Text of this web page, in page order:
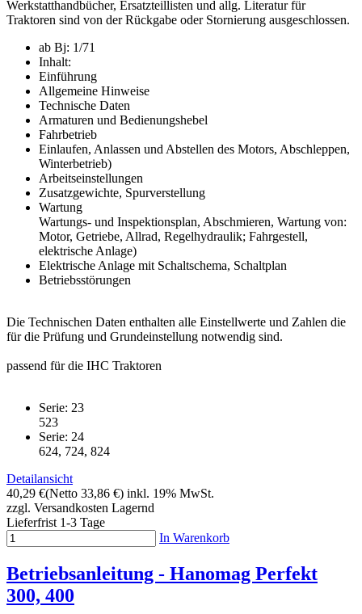
Werkstatthandbücher, Ersatzteillisten und allg. Literatur für
Traktoren sind von der Rückgabe oder Stornierung ausgeschlossen.
ab Bj: 1/71
Inhalt:
Einführung
Allgemeine Hinweise
Technische Daten
Armaturen und Bedienungshebel
Fahrbetrieb
Einlaufen, Anlassen und Abstellen des Motors, Abschleppen,
Winterbetrieb)
Arbeitseinstellungen
Zusatzgewichte, Spurverstellung
Wartung
Wartungs- und Inspektionsplan, Abschmieren, Wartung von:
Motor, Getriebe, Allrad, Regelhydraulik; Fahrgestell,
elektrische Anlage)
Elektrische Anlage mit Schaltschema, Schaltplan
Betriebsstörungen
Die Technischen Daten enthalten alle Einstellwerte und Zahlen die
für die Prüfung und Grundeinstellung notwendig sind.
passend für die IHC Traktoren
Serie: 23
523
Serie: 24
624, 724, 824
Detailansicht
40,29 €(Netto 33,86 €) inkl. 19% MwSt.
zzgl. Versandkosten Lagernd
Lieferfrist 1-3 Tage
In Warenkorb
Betriebsanleitung - Hanomag Perfekt
300, 400